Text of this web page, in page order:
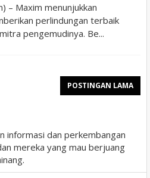
– Maxim menunjukkan
perlindungan terbaik
pengemudinya. Be...
POSTINGAN LAMA
informasi dan perkembangan
mereka yang mau berjuang